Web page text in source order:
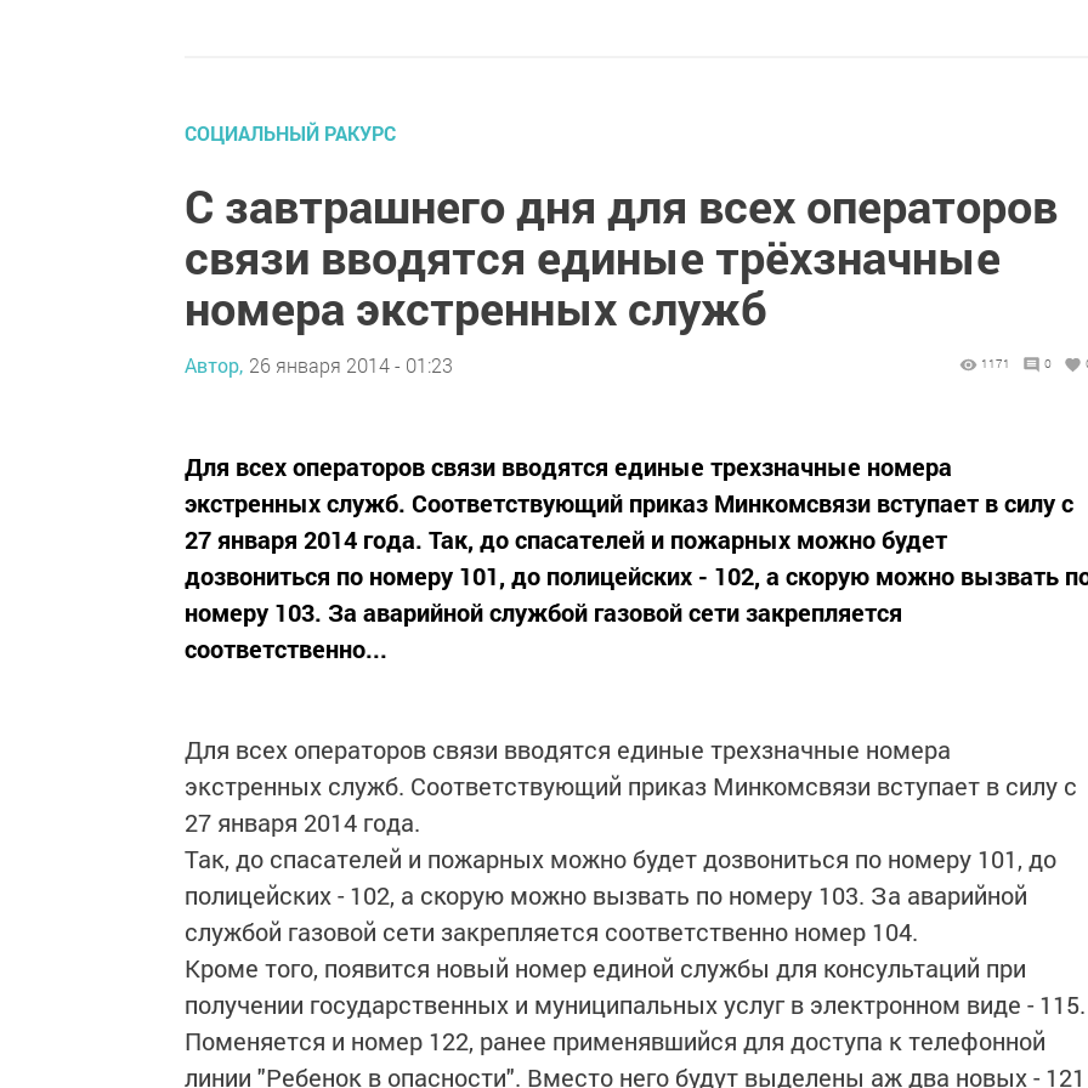
СОЦИАЛЬНЫЙ РАКУРС
С завтрашнего дня для всех операторов
связи вводятся единые трёхзначные
номера экстренных служб
Автор, 26 января 2014 - 01:23 1171 0
Для всех операторов связи вводятся единые трехзначные номера
экстренных служб. Соответствующий приказ Минкомсвязи вступает в силу с
27 января 2014 года. Так, до спасателей и пожарных можно будет
дозвониться по номеру 101, до полицейских - 102, а скорую можно вызвать
номеру 103. За аварийной службой газовой сети закрепляется
соответственно...
Для всех операторов связи вводятся единые трехзначные номера
экстренных служб. Соответствующий приказ Минкомсвязи вступает в силу с
27 января 2014 года.
Так, до спасателей и пожарных можно будет дозвониться по номеру 101, до
полицейских - 102, а скорую можно вызвать по номеру 103. За аварийной
службой газовой сети закрепляется соответственно номер 104.
Кроме того, появится новый номер единой службы для консультаций при
получении государственных и муниципальных услуг в электронном виде - 115.
Поменяется и номер 122, ранее применявшийся для доступа к телефонной
линии "Ребенок в опасности". Вместо него будут выделены аж два новых - 121